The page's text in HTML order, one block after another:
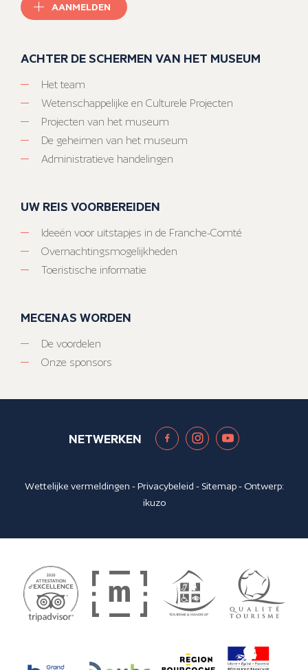
AANMELDEN
ACHTER DE SCHERMEN VAN HET MUSEUM
Het team
Wetenschappelijke en Culturele Projecten
Projecten van het museum
De geheimen van het museum
Administratieve handelingen
UW REIS VOORBEREIDEN
Ideeën voor uitstapjes in de Franche-Comté
Overnachtingsmogelijkheden
Toeristische informatie
MECENAS WORDEN
De voordelen
Onze sponsors
NETWERKEN
Wettelijke vermeldingen -Privacybeleid - Sitemap- Ontwerp:
ikuzo